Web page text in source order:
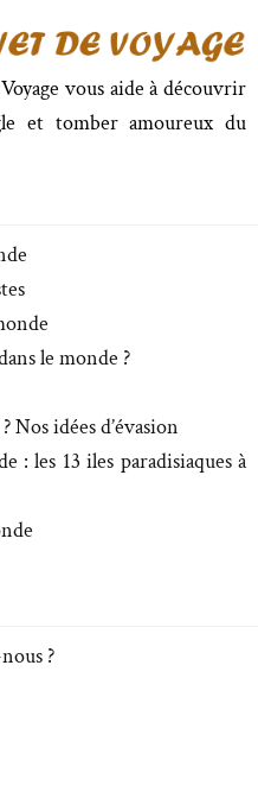
vous aide à découvrir
et tomber amoureux du
le monde ?
idées d’évasion
: les 13 iles paradisiaques à
?